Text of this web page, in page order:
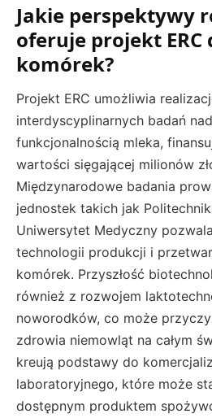
Jakie perspektywy
oferuje projekt ERC
komórek?
Projekt ERC umożliwia
interdyscyplinarnych badań
funkcjonalnością mleka,
wartości sięgającej milionów
Międzynarodowe badania
jednostek takich jak
Uniwersytet Medyczny
technologii produkcji i
komórek. Przyszłość
również z rozwojem
noworodków, co może
zdrowia niemowląt na całym
kreują podstawy do
laboratoryjnego, które może
dostępnym produktem